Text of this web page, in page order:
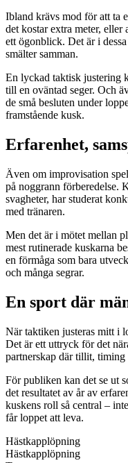
Ibland krävs mod för att ta
det kostar extra meter, eller
ett ögonblick. Det är i
smälter samman.
En lyckad taktisk justering
till en oväntad seger. Och
de små besluten under
framstående kusk.
Erfarenhet,
Även om improvisation
på noggrann förberedelse.
svagheter, har studerat
med tränaren.
Men det är i mötet mellan
mest rutinerade kuskarna
en förmåga som bara
och många segrar.
En sport där
När taktiken justeras mitt i
Det är ett uttryck för det
partnerskap där tillit,
För publiken kan det se ut
det resultatet av år av
kuskens roll så central –
får loppet att leva.
Hästkapplöpning
Hästkapplöpning